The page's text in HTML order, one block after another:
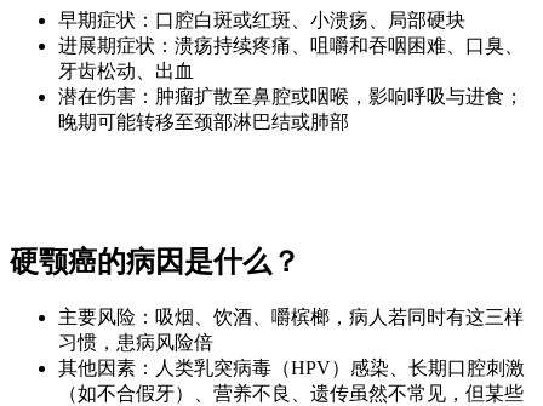
早期症状：口腔白斑或红斑、小溃疡、局部硬块
进展期症状：溃疡持续疼痛、咀嚼和吞咽困难、口臭、
牙齿松动、出血
潜在伤害：肿瘤扩散至鼻腔或咽喉，影响呼吸与进食；
晚期可能转移至颈部淋巴结或肺部
硬颚癌的病因是什么？
主要风险：吸烟、饮酒、嚼槟榔，病人若同时有这三样
习惯，患病风险倍
其他因素：人类乳突病毒（HPV）感染、长期口腔刺激
（如不合假牙）、营养不良、遗传虽然不常见，但某些